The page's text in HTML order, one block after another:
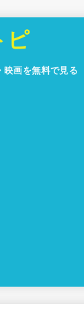
ピ
映画を無料で見る